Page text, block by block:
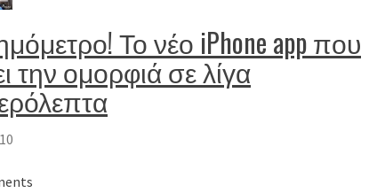
Το νέο iPhone app που
την ομορφιά σε λίγα